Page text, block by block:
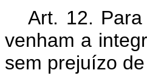
Art. 12.
venham a
sem prejuízo